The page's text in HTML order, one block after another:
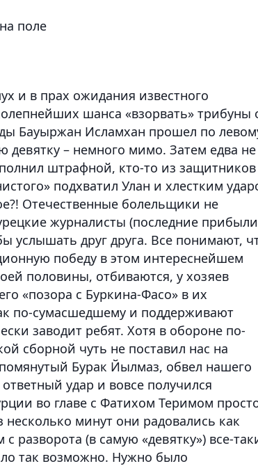
поле
и в прах ожидания известного
шанса «взорвать» трибуны
Бауыржан Исламхан прошел по
девятку – немного мимо. Затем едва не
штрафной, кто-то из защитников
подхватил Улан и хлестким
Отечественные болельщики не
журналисты (последние
услышать друг друга. Все понимают,
победу в этом интереснейшем
половины, отбиваются, у хозяев
«позора с Буркина-Фасо» в их
по-сумасшедшему и поддерживают
заводит ребят. Хотя в обороне по-
сборной чуть не поставил нас на
Бурак Йылмаз, обвел нашего
удар и вовсе получился
во главе с Фатихом Теримом
минут они радовались как
разворота (в самую «девятку») все-
так возможно. Нужно было